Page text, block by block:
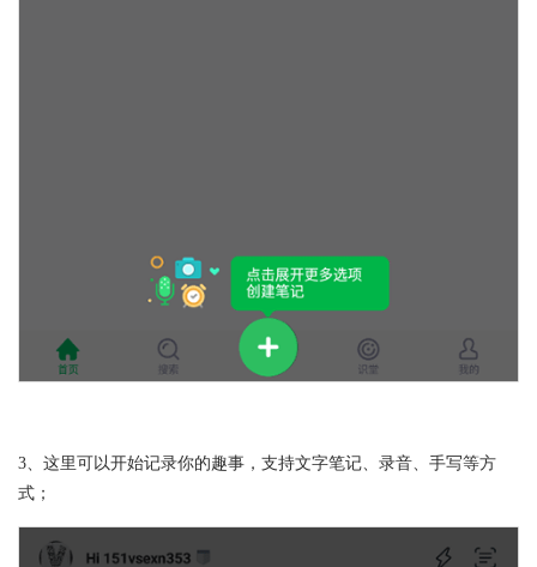
3、这里可以开始记录你的趣事，支持文字笔记、录音、手写等方
式；